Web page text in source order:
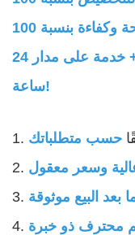
الخدمات - خدمة متاحة 7 أيام + خدمة على مدار 24
ساعة!
حسب متطلباتك
وسعر معقول
بعد البيع موثوقة
محترف ذو خبرة